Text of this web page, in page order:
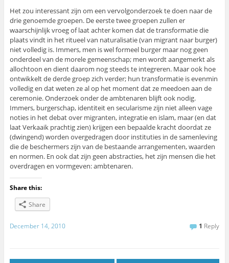
Het zou interessant zijn om een vervolgonderzoek te doen naar de
drie genoemde groepen. De eerste twee groepen zullen er
waarschijnlijk vroeg of laat achter komen dat de transformatie die
plaats vindt in het ritueel van naturalisatie (van migrant naar burger)
niet volledig is. Immers, men is wel formeel burger maar nog geen
onderdeel van de morele gemeenschap; men wordt aangemerkt als
allochtoon en dient daarom nog steeds te integreren. Maar ook hoe
ontwikkelt de derde groep zich verder; hun transformatie is evenmin
volledig en dat weten ze al op het moment dat ze meedoen aan de
ceremonie. Onderzoek onder de ambtenaren blijft ook nodig.
Immers, burgerschap, identiteit en secularisme zijn niet alleen vage
noties in het debat over migranten, integratie en islam, maar (en dat
laat Verkaaik prachtig zien) krijgen een bepaalde kracht doordat ze
(dwingend) worden overgedragen door instituties in de samenleving
die de beschermers zijn van de bestaande arrangementen, waarden
en normen. En ook dat zijn geen abstracties, het zijn mensen die het
overdragen en vormgeven: ambtenaren.
Share this:
Share
December 14, 2010 1 Reply